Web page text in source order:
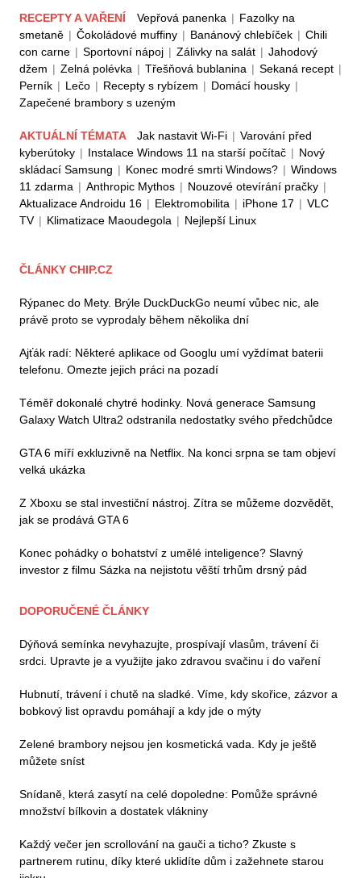
RECEPTY A VAŘENÍ Vepřová panenka | Fazolky na
smetaně | Čokoládové muffiny | Banánový chlebíček | Chili
con carne | Sportovní nápoj | Zálivky na salát | Jahodový
džem | Zelná polévka | Třešňová bublanina | Sekaná recept |
Perník | Lečo | Recepty s rybízem | Domácí housky |
Zapečené brambory s uzeným
AKTUÁLNÍ TÉMATA Jak nastavit Wi-Fi | Varování před
kyberútoky | Instalace Windows 11 na starší počítač | Nový
skládací Samsung | Konec modré smrti Windows? | Windows
11 zdarma | Anthropic Mythos | Nouzové otevírání pračky |
Aktualizace Androidu 16 | Elektromobilita | iPhone 17 | VLC
TV | Klimatizace Maoudegola | Nejlepší Linux
ČLÁNKY CHIP.CZ
Rýpanec do Mety. Brýle DuckDuckGo neumí vůbec nic, ale
právě proto se vyprodaly během několika dní
Ajťák radí: Některé aplikace od Googlu umí vyždímat baterii
telefonu. Omezte jejich práci na pozadí
Téměř dokonalé chytré hodinky. Nová generace Samsung
Galaxy Watch Ultra2 odstranila nedostatky svého předchůdce
GTA 6 míří exkluzivně na Netflix. Na konci srpna se tam objeví
velká ukázka
Z Xboxu se stal investiční nástroj. Zítra se můžeme dozvědět,
jak se prodává GTA 6
Konec pohádky o bohatství z umělé inteligence? Slavný
investor z filmu Sázka na nejistotu věští trhům drsný pád
DOPORUČENÉ ČLÁNKY
Dýňová semínka nevyhazujte, prospívají vlasům, trávení či
srdci. Upravte je a využijte jako zdravou svačinu i do vaření
Hubnutí, trávení i chutě na sladké. Víme, kdy skořice, zázvor a
bobkový list opravdu pomáhají a kdy jde o mýty
Zelené brambory nejsou jen kosmetická vada. Kdy je ještě
můžete sníst
Snídaně, která zasytí na celé dopoledne: Pomůže správné
množství bílkovin a dostatek vlákniny
Každý večer jen scrollování na gauči a ticho? Zkuste s
partnerem rutinu, díky které uklidíte dům i zažehnete starou